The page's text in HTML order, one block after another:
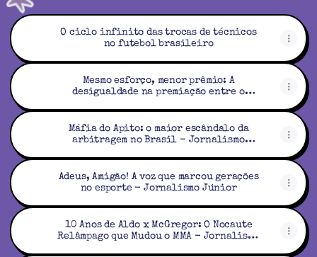
O ciclo infinito das trocas de técnicos
no futebol brasileiro
Mesmo esforço, menor prêmio: A
desigualdade na premiação entre o
Brasil - Jornalismo Júnior
Máfia do Apito: o maior escândalo da
arbitragem no Brasil - Jornalismo
Adeus, Amigão! A voz que marcou gerações
no esporte - Jornalismo Júnior
10 Anos de Aldo x McGregor: O Nocaute
Relâmpago que Mudou o MMA - Jornalismo